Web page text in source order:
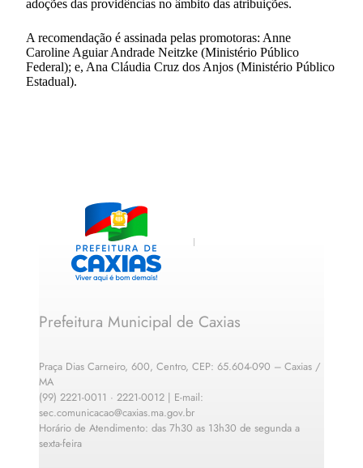
adoções das providências no âmbito das atribuições.
A recomendação é assinada pelas promotoras: Anne
Caroline Aguiar Andrade Neitzke (Ministério Público
Federal); e, Ana Cláudia Cruz dos Anjos (Ministério Público
Estadual).
Prefeitura Municipal de Caxias
Praça Dias Carneiro, 600, Centro, CEP: 65.604-090 – Caxias /
MA
(99) 2221-0011 · 2221-0012 | E-mail:
sec.comunicacao@caxias.ma.gov.br
Horário de Atendimento: das 7h30 as 13h30 de segunda a
sexta-feira